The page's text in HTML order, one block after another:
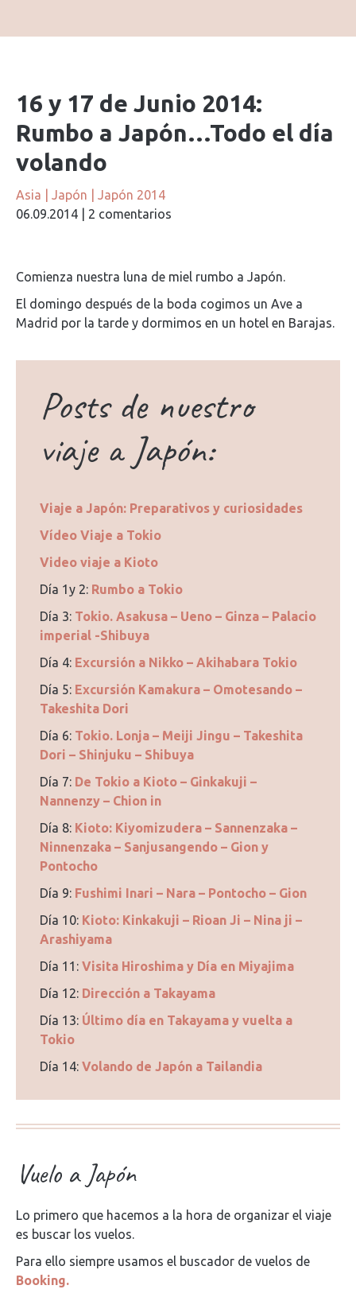
16 y 17 de Junio 2014:
Rumbo a Japón…Todo el día
volando
Asia Japón
Japón 2014
06.09.2014
2 comentarios
Comienza nuestra luna de miel rumbo a Japón.
El domingo después de la boda cogimos un Ave a
Madrid por la tarde y dormimos en un hotel en Barajas.
Posts de nuestro
viaje a Japón:
Viaje a Japón: Preparativos y curiosidades
Vídeo Viaje a Tokio
Video viaje a Kioto
Día 1y 2: Rumbo a Tokio
Día 3: Tokio. Asakusa – Ueno – Ginza – Palacio
imperial -Shibuya
Día 4: Excursión a Nikko – Akihabara Tokio
Día 5: Excursión Kamakura – Omotesando –
Takeshita Dori
Día 6: Tokio. Lonja – Meiji Jingu – Takeshita
Dori – Shinjuku – Shibuya
Día 7: De Tokio a Kioto – Ginkakuji –
Nannenzy – Chion in
Día 8: Kioto: Kiyomizudera – Sannenzaka –
Ninnenzaka – Sanjusangendo – Gion y
Pontocho
Día 9: Fushimi Inari – Nara – Pontocho – Gion
Día 10: Kioto: Kinkakuji – Rioan Ji – Nina ji –
Arashiyama
Día 11: Visita Hiroshima y Día en Miyajima
Día 12: Dirección a Takayama
Día 13: Último día en Takayama y vuelta a
Tokio
Día 14: Volando de Japón a Tailandia
Vuelo a Japón
Lo primero que hacemos a la hora de organizar el viaje
es buscar los vuelos.
Para ello siempre usamos el buscador de vuelos de
Booking.